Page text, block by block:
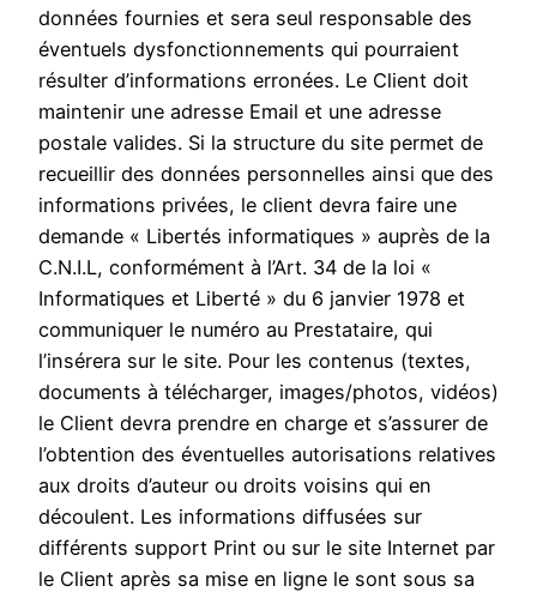
données fournies et sera seul responsable des
éventuels dysfonctionnements qui pourraient
résulter d’informations erronées. Le Client doit
maintenir une adresse Email et une adresse
postale valides. Si la structure du site permet de
recueillir des données personnelles ainsi que des
informations privées, le client devra faire une
demande « Libertés informatiques » auprès de la
C.N.I.L, conformément à l’Art. 34 de la loi «
Informatiques et Liberté » du 6 janvier 1978 et
communiquer le numéro au Prestataire, qui
l’insérera sur le site. Pour les contenus (textes,
documents à télécharger, images/photos, vidéos)
le Client devra prendre en charge et s’assurer de
l’obtention des éventuelles autorisations relatives
aux droits d’auteur ou droits voisins qui en
découlent. Les informations diffusées sur
différents support Print ou sur le site Internet par
le Client après sa mise en ligne le sont sous sa